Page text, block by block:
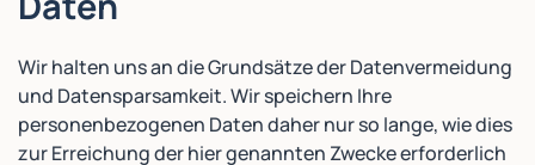
Wir halten uns an die Grundsätze der Datenvermeidung
und Datensparsamkeit. Wir speichern Ihre
personenbezogenen Daten daher nur so lange, wie dies
zur Erreichung der hier genannten Zwecke erforderlich